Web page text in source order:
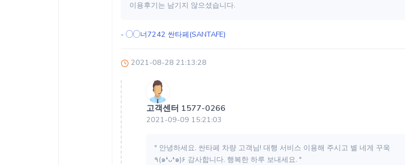
이용후기는 남기지 않으셨습니다.
- ◯◯너7242 싼타페(SANTAFE)
2021-08-28 21:13:28
고객센터 1577-0266
2021-09-09 15:21:03
" 안녕하세요. 싼타페 차량 고객님! 대행 서비스 이용해 주시고 별 네게 꾸욱
٩(๑❛ᴗ❛๑)۶ 감사합니다. 행복한 하루 보내세요. "